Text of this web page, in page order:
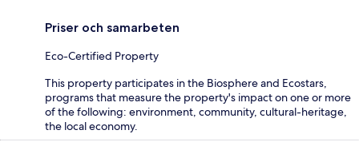
Priser och samarbeten
Eco-Certified Property
This property participates in the Biosphere and Ecostars,
programs that measure the property's impact on one or more
of the following: environment, community, cultural-heritage,
the local economy.